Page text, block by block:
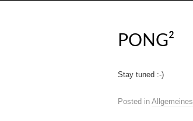
PONG²
Stay tuned :-)
Posted in Allgemeines